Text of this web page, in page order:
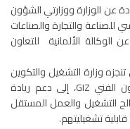
عن الوزارة ووزارتي الشؤون
للصناعة والتجارة والصناعات
الوكالة الألمانية للتعاون
وزارة التشغيل والتكوين
المهني بالتعاون مع الوكالة الألمانية للتعاون الفني GIZ، إلى دعم ريادة
التشغيل والعمل المستقل
تشغيليتهم.